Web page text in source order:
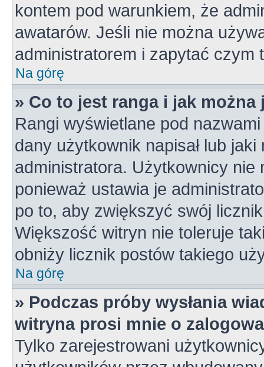
kontem pod warunkiem, że
awatarów. Jeśli nie można
administratorem i zapytać czym
Na górę
» Co to jest ranga i jak można
Rangi wyświetlane pod
dany użytkownik napisał lub
administratora. Użytkownicy
ponieważ ustawia je
po to, aby zwiększyć swój
Większość witryn nie toleruje
obniży licznik postów takiego
Na górę
» Podczas próby wysłania
witryna prosi mnie o
Tylko zarejestrowani